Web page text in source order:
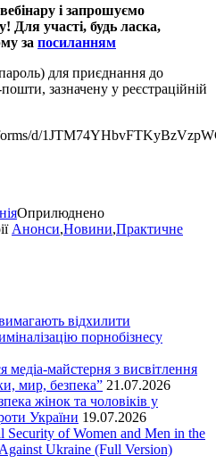
і запрошуємо
Для участі, будь ласка,
за посиланням
для приєднання до
зазначену у реєстраційній
d/
Оприлюднено
Анонси,Новини,Практичне
вимагають відхилити
порнобізнесу
медіа-майстерня з висвітлення
мир, безпека” 21.07.2026
жінок та чоловіків у
України 19.07.2026
of Women and Men in the
Ukraine (Full Version)